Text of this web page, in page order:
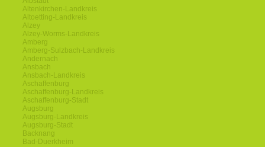
Altenkirchen-Landkreis
Altoetting-Landkreis
Alzey
Alzey-Worms-Landkreis
Amberg
Amberg-Sulzbach-Landkreis
Andernach
Ansbach
Ansbach-Landkreis
Aschaffenburg
Aschaffenburg-Landkreis
Aschaffenburg-Stadt
Augsburg
Augsburg-Landkreis
Augsburg-Stadt
Backnang
Bad-Duerkheim